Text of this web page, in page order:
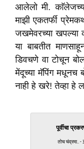
आलेलो मी. काॅलेजच्या
माझी एकतर्फी
जखमेवरच्या खपल्या
या बाबतीत
डिवचणे वा टोचून
मेंदूच्या मॅपिंग
नाही हे खरे! तेव्हा हे
पूर्वीचा
तोच चंद्रमा.. - 3